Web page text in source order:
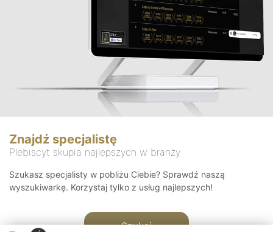
Znajdź specjalistę
Plebiscyt skupia najlepszych w branży
Szukasz specjalisty w pobliżu Ciebie? Sprawdź naszą
wyszukiwarkę. Korzystaj tylko z usług najlepszych!
Szukaj